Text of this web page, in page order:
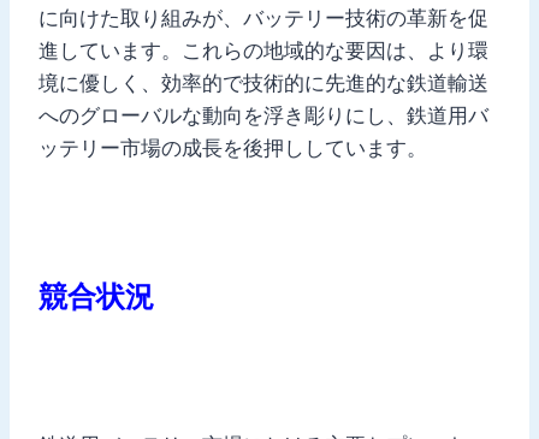
に向けた取り組みが、バッテリー技術の革新を促
進しています。これらの地域的な要因は、より環
境に優しく、効率的で技術的に先進的な鉄道輸送
へのグローバルな動向を浮き彫りにし、鉄道用バ
ッテリー市場の成長を後押ししています。
競合状況